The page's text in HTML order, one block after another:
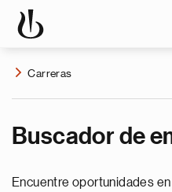
Carreras
Buscador de
Encuentre oportunidades